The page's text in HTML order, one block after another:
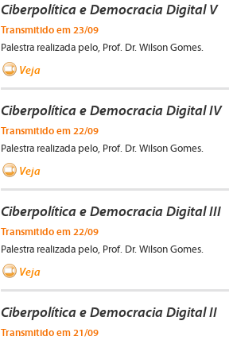
Ciberpolítica e Democracia Digital V
Transmitido em 23/09
Palestra realizada pelo, Prof. Dr. Wilson Gomes.
Veja
Ciberpolítica e Democracia Digital IV
Transmitido em 22/09
Palestra realizada pelo, Prof. Dr. Wilson Gomes.
Veja
Ciberpolítica e Democracia Digital III
Transmitido em 22/09
Palestra realizada pelo, Prof. Dr. Wilson Gomes.
Veja
Ciberpolítica e Democracia Digital II
Transmitido em 21/09